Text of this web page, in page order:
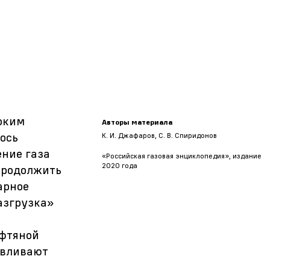
Авторы материала
К. И. Джафаров, С. В. Спиридонов
«Российская газовая энциклопедия», издание
2020 года
газа